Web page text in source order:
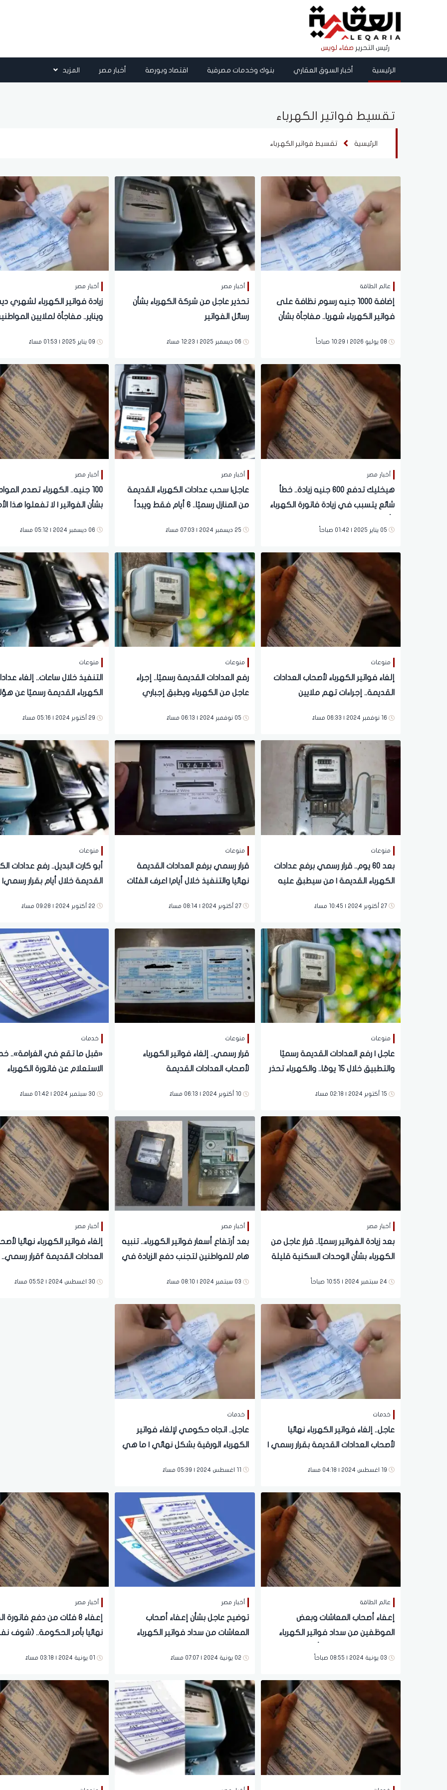
رئيس التحرير صفاء لويس
الرئيسية أخبار السوق العقاري بنوك وخدمات مصرفية اقتصاد وبورصة أخبار مصر المزيد
تقسيط فواتير الكهرباء
الرئيسية تقسيط فواتير الكهرباء
عالم الطاقة
إضافة 1000 جنيه رسوم نظافة على
فواتير الكهرباء شهريا.. مفاجأة بشأن
08 يوليو 2026 | 10:29 صباحاً
أخبار مصر
تحذير عاجل من شركة الكهرباء بشأن
رسائل الفواتير
06 ديسمبر 2025 | 12:23 مساءً
أخبار مصر
زيادة فواتير الكهرباء لشهري
ويناير.. مفاجأة لملايين
09 يناير 2025 | 01:53 مساءً
أخبار مصر
هيخليك تدفع 600 جنيه زيادة.. خطأ
شائع يتسبب في زيادة فاتورة الكهرباء
05 يناير 2025 | 01:42 صباحاً
أخبار مصر
عاجل| سحب عدادات الكهرباء القديمة
من المنازل رسميًا.. 6 أيام فقط ويبدأ
25 ديسمبر 2024 | 07:03 مساءً
أخبار مصر
100 جنيه.. الكهرباء تصدم
بشأن الفواتير | لا تفعلوا هذا
06 ديسمبر 2024 | 05:12 مساءً
منوعات
إلغاء فواتير الكهرباء لأصحاب العدادات
القديمة.. إجراءات تهم ملايين
16 نوفمبر 2024 | 06:33 مساءً
منوعات
رفع العدادات القديمة رسميًا.. إجراء
عاجل من الكهرباء ويطبق إجباري
05 نوفمبر 2024 | 06:13 مساءً
منوعات
التنفيذ خلال ساعات.. إلغاء
الكهرباء القديمة رسميًا عن
29 أكتوبر 2024 | 05:16 مساءً
منوعات
بعد 60 يوم.. قرار رسمي برفع عدادات
الكهرباء القديمة | من سيطبق عليه
27 أكتوبر 2024 | 10:45 مساءً
منوعات
قرار رسمي برفع العدادات القديمة
نهائيا والتنفيذ خلال أيام| اعرف الفئات
27 أكتوبر 2024 | 08:14 مساءً
منوعات
أبو كارت البديل.. رفع عدادات
القديمة خلال أيام بقرار
22 أكتوبر 2024 | 09:28 مساءً
منوعات
عاجل | رفع العدادات القديمة رسميًا
والتطبيق خلال 15 يومًا.. والكهرباء تحذر
15 أكتوبر 2024 | 02:18 مساءً
منوعات
قرار رسمي.. إلغاء فواتير الكهرباء
لأصحاب العدادات القديمة
10 أكتوبر 2024 | 06:13 مساءً
خدمات
«قبل ما تقع في الغرامة»..
الاستعلام عن فاتورة الكهرباء
30 سبتمبر 2024 | 01:42 مساءً
أخبار مصر
بعد زيادة الفواتير رسميًا.. قرار عاجل من
الكهرباء بشأن الوحدات السكنية قليلة
24 سبتمبر 2024 | 10:55 صباحاً
أخبار مصر
بعد أرتفاع أسعار فواتير الكهرباء.. تنبيه
هام للمواطنين لتجنب دفع الزيادة في
03 سبتمبر 2024 | 08:10 مساءً
أخبار مصر
إلغاء فواتير الكهرباء نهائيا
العدادات القديمة fقرار رسمي..
30 اغسطس 2024 | 05:52 مساءً
خدمات
عاجل.. إلغاء فواتير الكهرباء نهائيا
لأصحاب العدادات القديمة بقرار رسمي |
19 اغسطس 2024 | 04:18 مساءً
خدمات
عاجل.. اتجاه حكومي لإلغاء فواتير
الكهرباء الورقية بشكل نهائي | ما هي
11 اغسطس 2024 | 05:39 مساءً
عالم الطاقة
إعفاء أصحاب المعاشات وبعض
الموظفين من سداد فواتير الكهرباء
03 يونية 2024 | 08:55 صباحاً
أخبار مصر
توضيح عاجل بشأن إعفاء أصحاب
المعاشات من سداد فواتير الكهرباء
02 يونية 2024 | 07:07 مساءً
أخبار مصر
إعفاء 8 فئات من دفع فاتورة
نهائيا بأمر الحكومة.. (شوف
01 يونية 2024 | 03:18 مساءً